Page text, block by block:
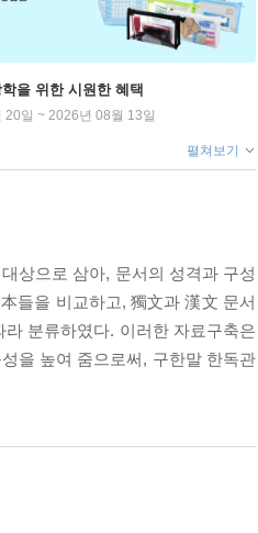
을 위한 시원한 혜택
20일 ~ 2026년 08월 13일
펼쳐보기
상으로 삼아, 문서의 성격과 구성
들을 비교하고, 獨文과 漢文 문서
분류하였다. 이러한 자료구축은
을 높여 줌으로써, 구한말 한독관